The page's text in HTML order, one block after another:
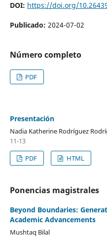
DOI: https://doi.org/
Publicado: 2024-07-02
Número completo
PDF
Presentación
Nadia Katherine Rodríguez
11-13
PDF
HTML
Ponencias magistrales
Beyond Boundaries:
Academic Advancements
Mushtaq Bilal